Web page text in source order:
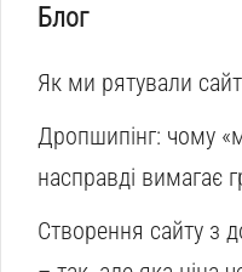
Блог
Як ми рятували сайт
Дропшипінг: чому
насправді вимагає
Створення сайту з